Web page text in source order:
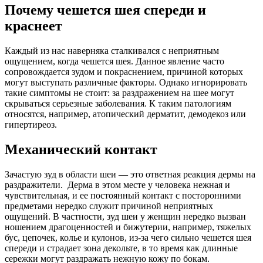
Почему чешется шея спереди и
краснеет
Каждый из нас наверняка сталкивался с неприятным
ощущением, когда чешется шея. Данное явление часто
сопровождается зудом и покраснением, причиной которых
могут выступать различные факторы. Однако игнорировать
такие симптомы не стоит: за раздражением на шее могут
скрываться серьезные заболевания. К таким патологиям
относятся, например, атопический дерматит, демодекоз или
гипертиреоз.
Механический контакт
Зачастую зуд в области шеи — это ответная реакция дермы на
раздражители. Дерма в этом месте у человека нежная и
чувствительная, и ее постоянный контакт с посторонними
предметами нередко служит причиной неприятных
ощущений. В частности, зуд шеи у женщин нередко вызван
ношением драгоценностей и бижутерии, например, тяжелых
бус, цепочек, колье и кулонов, из-за чего сильно чешется шея
спереди и страдает зона декольте, в то время как длинные
сережки могут раздражать нежную кожу по бокам.